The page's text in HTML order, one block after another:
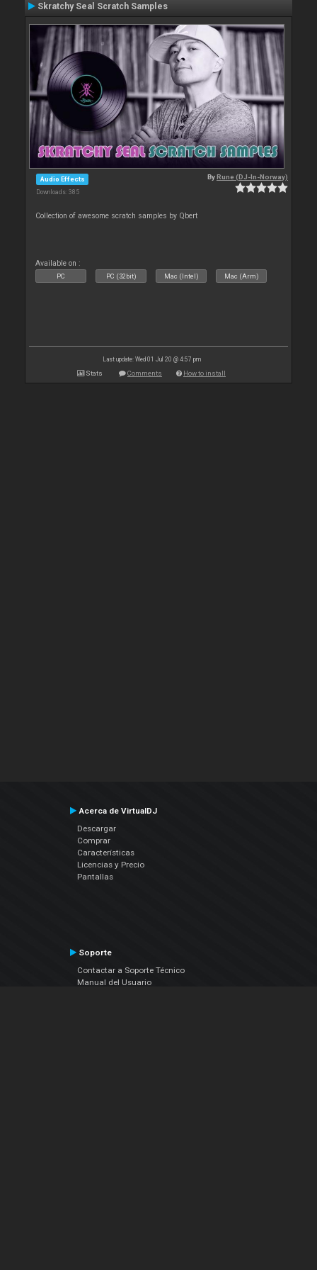
Skratchy Seal Scratch Samples
Audio Effects
Downloads: 385
ByRune (DJ-In-Norway)
Collection of awesome scratch samples by Qbert
Available on :
PC PC (32bit) Mac (Intel) Mac (Arm)
Last update: Wed 01 Jul 20 @ 4:57 pm
Stats Comments How to install
Acerca de VirtualDJ
Descargar
Comprar
Características
Licencias y Precio
Pantallas
Soporte
Contactar a Soporte Técnico
Manual del Usuario